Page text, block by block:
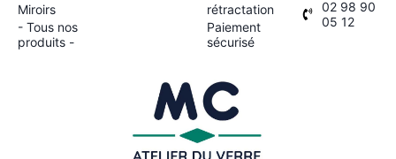
Miroirs
- Tous nos
produits -
rétractation
Paiement
sécurisé
02 98 90
05 12